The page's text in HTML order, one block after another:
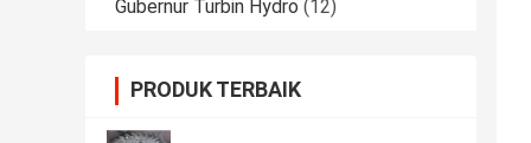
Gubernur Turbin Hydro (12)
PRODUK TERBAIK